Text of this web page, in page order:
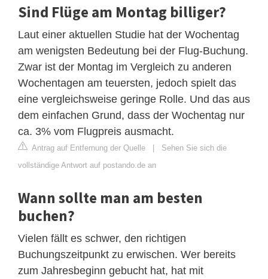
Sind Flüge am Montag billiger?
Laut einer aktuellen Studie hat der Wochentag
am wenigsten Bedeutung bei der Flug-Buchung.
Zwar ist der Montag im Vergleich zu anderen
Wochentagen am teuersten, jedoch spielt das
eine vergleichsweise geringe Rolle. Und das aus
dem einfachen Grund, dass der Wochentag nur
ca. 3% vom Flugpreis ausmacht.
Antrag auf Entfernung der Quelle | Sehen Sie sich die
vollständige Antwort auf postando.de an
Wann sollte man am besten
buchen?
Vielen fällt es schwer, den richtigen
Buchungszeitpunkt zu erwischen. Wer bereits
zum Jahresbeginn gebucht hat, hat mit